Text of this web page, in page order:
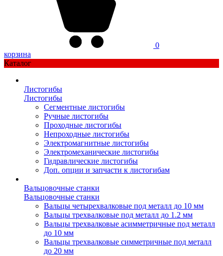
0
корзина
Каталог
Листогибы
Листогибы
Сегментные листогибы
Ручные листогибы
Проходные листогибы
Непроходные листогибы
Электромагнитные листогибы
Электромеханические листогибы
Гидравлические листогибы
Доп. опции и запчасти к листогибам
Вальцовочные станки
Вальцовочные станки
Вальцы четырехвалковые под металл до 10 мм
Вальцы трехвалковые под металл до 1.2 мм
Вальцы трехвалковые асимметричные под металл
до 10 мм
Вальцы трехвалковые симметричные под металл
до 20 мм